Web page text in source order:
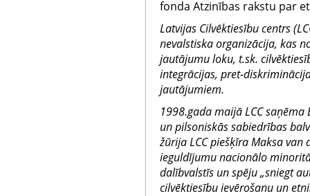
fonda Atzinības rakstu par
Latvijas Cilvēktiesību centrs
nevalstiska organizācija, kas
jautājumu loku, t.sk.
integrācijas, pret-
jautājumiem.
1998.gada maijā LCC saņēma
un pilsoniskās sabiedrības
žūrija LCC piešķīra Maksa
ieguldījumu nacionālo
dalībvalstīs un spēju „sniegt
cilvēktiesību ievērošanu un